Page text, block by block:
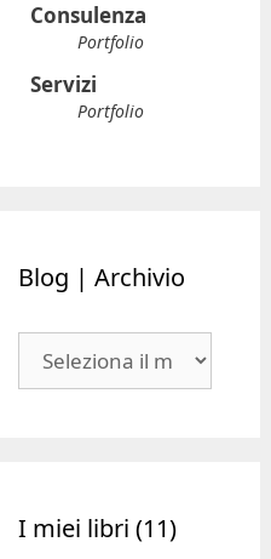
Consulenza
Portfolio
Servizi
Portfolio
Blog | Archivio
I miei libri (11)